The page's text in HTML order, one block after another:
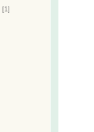
[1]